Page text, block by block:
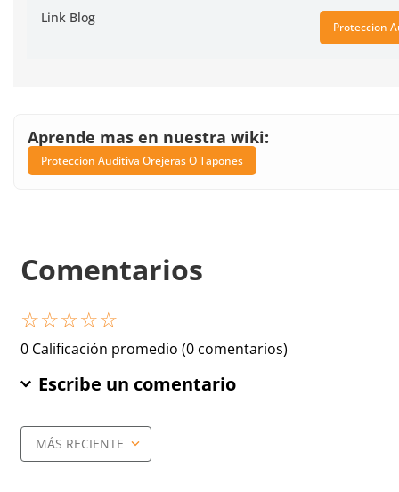
Link Blog
Proteccion
Aprende mas en nuestra wiki:
Proteccion Auditiva Orejeras O Tapones
Comentarios
☆☆☆☆☆
0 Calificación promedio (0 comentarios)
Escribe un comentario
Agregar comentario
MÁS RECIENTE